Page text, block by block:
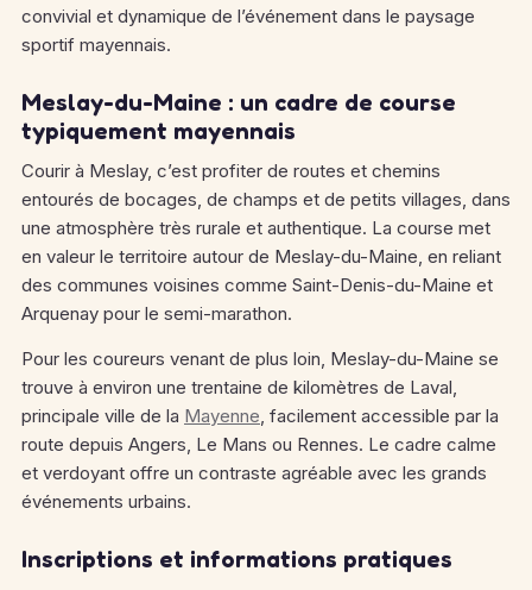
convivial et dynamique de l’événement dans le paysage
sportif mayennais.
Meslay-du-Maine : un cadre de course
typiquement mayennais
Courir à Meslay, c’est profiter de routes et chemins
entourés de bocages, de champs et de petits villages, dans
une atmosphère très rurale et authentique. La course met
en valeur le territoire autour de Meslay-du-Maine, en reliant
des communes voisines comme Saint-Denis-du-Maine et
Arquenay pour le semi-marathon.
Pour les coureurs venant de plus loin, Meslay-du-Maine se
trouve à environ une trentaine de kilomètres de Laval,
principale ville de la Mayenne, facilement accessible par la
route depuis Angers, Le Mans ou Rennes. Le cadre calme
et verdoyant offre un contraste agréable avec les grands
événements urbains.
Inscriptions et informations pratiques